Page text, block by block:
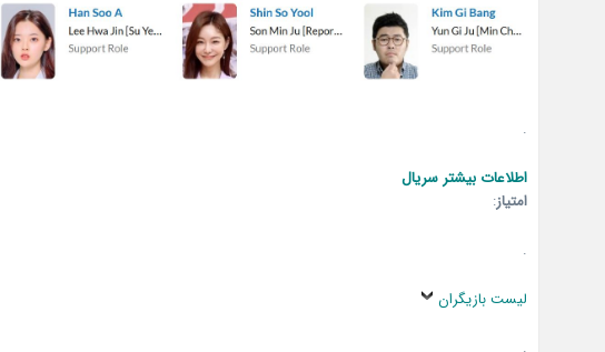
.
اطلاعات بیشتر سریال
امتیاز:
.
لیست بازیگران